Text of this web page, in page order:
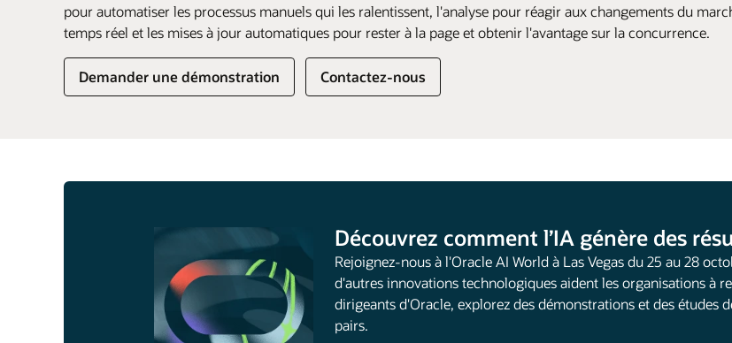
pour automatiser les processus manuels qui les ralentissent, l'analyse pour réagir aux changements du
temps réel et les mises à jour automatiques pour rester à la page et obtenir l'avantage sur la concurrence.
Demander une démonstration Contactez-nous
Découvrez comment l’IA génère des
Rejoignez-nous à l'Oracle AI World à Las Vegas du 25 au 28
d'autres innovations technologiques aident les organisations à
dirigeants d'Oracle, explorez des démonstrations et des études
pairs.